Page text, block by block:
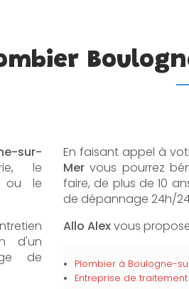
sur-
le
ou le
d'un
de
En faisant appel à
Mervous pourrez
faire, de plus de 10
de dépannage 24h/
Allo Alexvous
Plombier à Boulogne-
Entreprise de